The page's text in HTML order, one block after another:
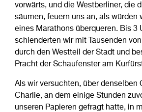
vorwärts, und die Westberliner, die
säumen, feuern uns an, als würden
eines Marathons überqueren. Bis 3
schlenderten wir mit Tausenden
durch den Westteil der Stadt und
Pracht der Schaufenster am
Als wir versuchten, über denselben
Charlie, an dem einige Stunden
unseren Papieren gefragt hatte, in